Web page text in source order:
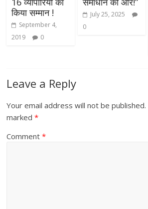
किया सम्मान !
September 4,
2019
0
July 25, 2025
0
Leave a Reply
Your email address will not be published.
marked*
Comment*